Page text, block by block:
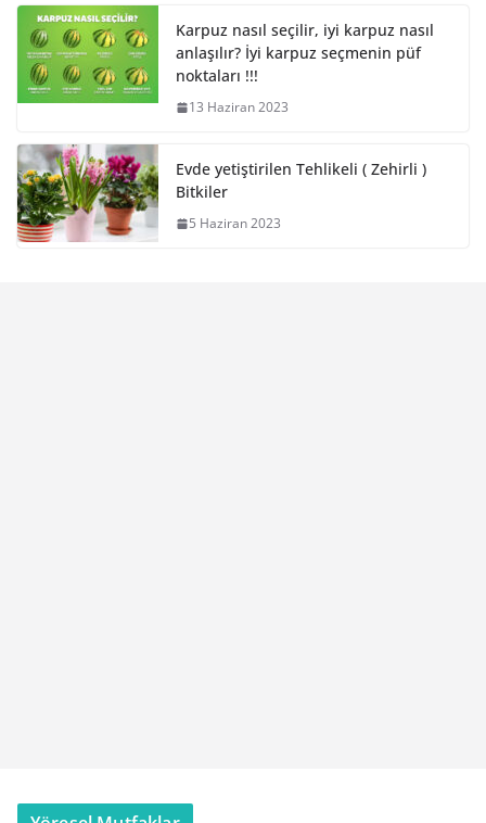
Karpuz nasıl seçilir, iyi karpuz nasıl
anlaşılır? İyi karpuz seçmenin püf
noktaları !!!
13 Haziran 2023
Evde yetiştirilen Tehlikeli ( Zehirli )
Bitkiler
5 Haziran 2023